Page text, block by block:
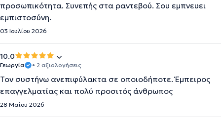
προσωπικότητα. Συνεπής στα ραντεβού. Σου εμπνευει
εμπιστοσύνη.
03 Ιουλίου 2026
10.0
Γεωργία • 2 αξιολογήσεις
Τον συστήνω ανεπιφύλακτα σε οποιοδήποτε. Έμπειρος
επαγγελματίας και πολύ προσιτός άνθρωπος
28 Μαΐου 2026